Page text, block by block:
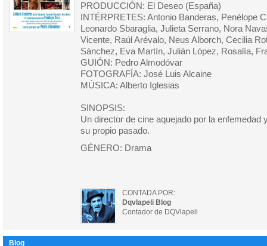
PRODUCCIÓN: El Deseo (España)
INTÉRPRETES: Antonio Banderas, Penélope
Leonardo Sbaraglia, Julieta Serrano, Nora
Vicente, Raúl Arévalo, Neus Alborch, Cecilia
Sánchez, Eva Martín, Julián López, Rosalía,
GUIÓN: Pedro Almodóvar
FOTOGRAFÍA: José Luis Alcaine
MÚSICA: Alberto Iglesias
SINOPSIS:
Un director de cine aquejado por la enfemedad
su propio pasado.
GÉNERO: Drama
CONTADA POR:
Dqvlapeli Blog
Contador de DQVlapeli
Blog